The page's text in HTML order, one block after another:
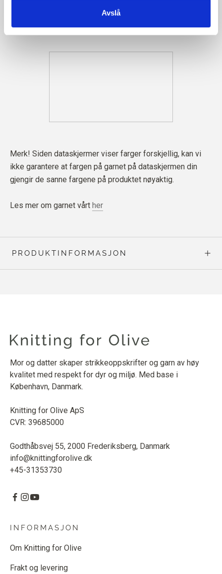
Avslå
Merk! Siden dataskjermer viser farger forskjellig, kan vi
ikke garantere at fargen på garnet på dataskjermen din
gjengir de sanne fargene på produktet nøyaktig.
Les mer om garnet vårt her
PRODUKTINFORMASJON
Mor og datter skaper strikkeoppskrifter og garn av høy
kvalitet med respekt for dyr og miljø. Med base i
København, Danmark.
Knitting for Olive ApS
CVR: 39685000
Godthåbsvej 55, 2000 Frederiksberg, Danmark
info@knittingforolive.dk
+45-31353730
INFORMASJON
Om Knitting for Olive
Frakt og levering